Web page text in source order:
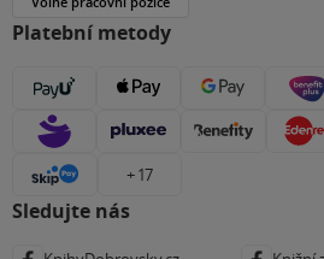
Platební metody
+ 17
Sledujte nás